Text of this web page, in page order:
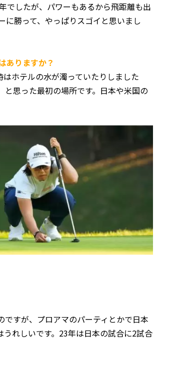
でしたが、パワーもあるから飛距離も出
に勝って、やっぱりスゴイと思いまし
ありますか？
ホテルの水が濁っていたりしました
思った最初の場所です。日本や米国の
すが、プロアマのパーティとかで日本
れしいです。23年は日本の試合に2試合